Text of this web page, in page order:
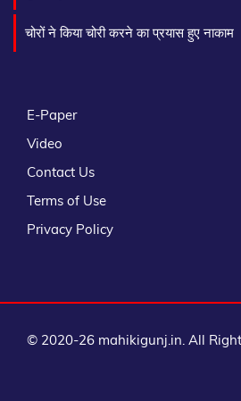
चोरों ने किया चोरी करने का प्रयास हुए नाकाम
E-Paper
Video
Contact Us
Terms of Use
Privacy Policy
© 2020-26 mahikigunj.in. All